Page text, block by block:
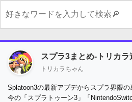
スプラ3まとめ-トリカラ
トリカラちゃん
Splatoon3の最新アプデからスプラ界隈
今の「スプラトゥーン3」「